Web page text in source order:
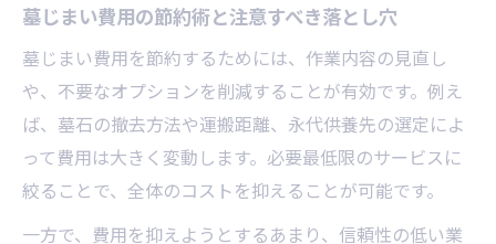
墓じまい費用の節約術と注意すべき落とし穴
墓じまい費用を節約するためには、作業内容の見直し
や、不要なオプションを削減することが有効です。例え
ば、墓石の撤去方法や運搬距離、永代供養先の選定によ
って費用は大きく変動します。必要最低限のサービスに
絞ることで、全体のコストを抑えることが可能です。
一方で、費用を抑えようとするあまり、信頼性の低い業